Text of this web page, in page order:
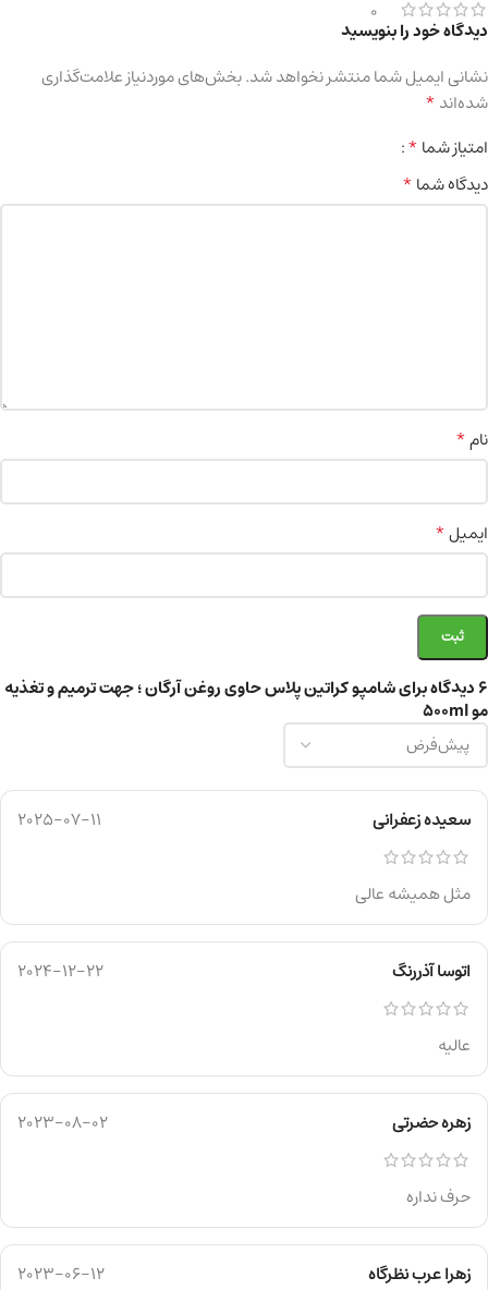
0
6 دیدگاه برای شامپو کراتین پلاس حاوی روغن آرگان ؛ جهت ترمیم و تغذیه
مو 500ml
سعیده زعفرانی 2025-07-11
مثل همیشه عالی
اتوسا آذررنگ 2024-12-22
عالیه
زهره حضرتی 2023-08-02
حرف نداره
زهرا عرب نظرگاه 2023-06-12
دیدگاه خود را بنویسید
نشانی ایمیل شما منتشر نخواهد شد.بخش‌های موردنیاز علامت‌گذاری
شده‌اند*
امتیاز شما*
دیدگاه شما*
نام*
ایمیل*